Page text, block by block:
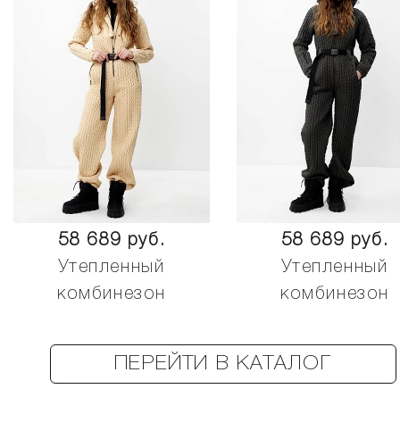
58 689 руб.
Утепленный
комбинезон
58 689 руб.
Утепленный
комбинезон
ПЕРЕЙТИ В КАТАЛОГ